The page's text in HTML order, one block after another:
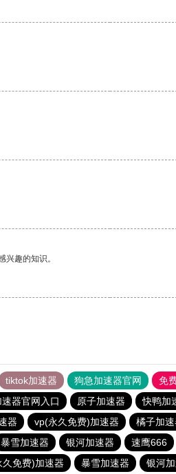
趣的知识。
tiktok加速器 狗急加速器官网 免
器官网入口 原子加速器 快鸭加
器 vp(永久免费)加速器 橘子加速
暴雪加速器 银河加速器 速鹰666
久免费)加速器 暴雪加速器 银河